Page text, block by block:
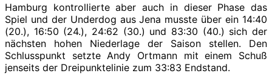
Hamburg kontrollierte aber auch in dieser Phase das
Spiel und der Underdog aus Jena musste über ein 14:40
(20.), 16:50 (24.), 24:62 (30.) und 83:30 (40.) sich der
nächsten hohen Niederlage der Saison stellen. Den
Schlusspunkt setzte Andy Ortmann mit einem Schuß
jenseits der Dreipunktelinie zum 33:83 Endstand.